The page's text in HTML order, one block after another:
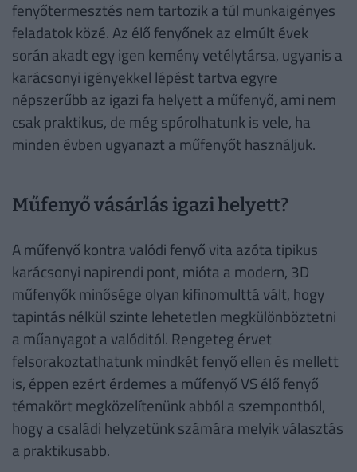
fenyőtermesztés nem tartozik a túl munkaigényes
feladatok közé. Az élő fenyőnek az elmúlt évek
során akadt egy igen kemény vetélytársa, ugyanis a
karácsonyi igényekkel lépést tartva egyre
népszerűbb az igazi fa helyett a műfenyő, ami nem
csak praktikus, de még spórolhatunk is vele, ha
minden évben ugyanazt a műfenyőt használjuk.
Műfenyő vásárlás igazi helyett?
A műfenyő kontra valódi fenyő vita azóta tipikus
karácsonyi napirendi pont, mióta a modern, 3D
műfenyők minősége olyan kifinomulttá vált, hogy
tapintás nélkül szinte lehetetlen megkülönböztetni
a műanyagot a valóditól. Rengeteg érvet
felsorakoztathatunk mindkét fenyő ellen és mellett
is, éppen ezért érdemes a műfenyő VS élő fenyő
témakört megközelítenünk abból a szempontból,
hogy a családi helyzetünk számára melyik választás
a praktikusabb.